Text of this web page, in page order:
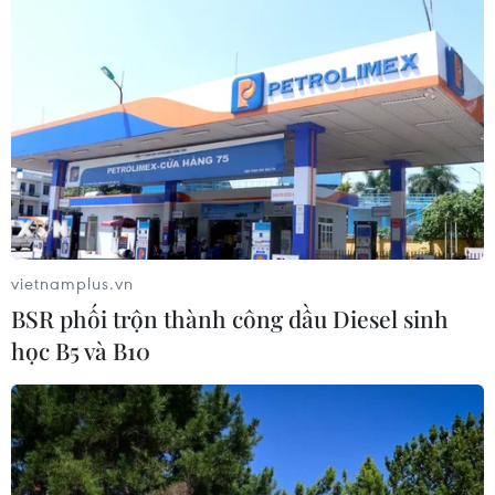
Cảnh báo thủ đoạn lừa đảo đưa lao
động thời vụ sang Hàn Quốc
06/08/2026 04:11
24 năm tù cho 2 vợ chồng tổ
chức “bay lắc” tại Hà Nội
06/08/2026 03:46
Khởi tố thêm 6 đối tượng vụ lập
khống hồ sơ bảo hiểm y tế ở Đắk Lắk
05/08/2026 14:55
vietnamplus.vn
BSR phối trộn thành công dầu Diesel sinh
học B5 và B10